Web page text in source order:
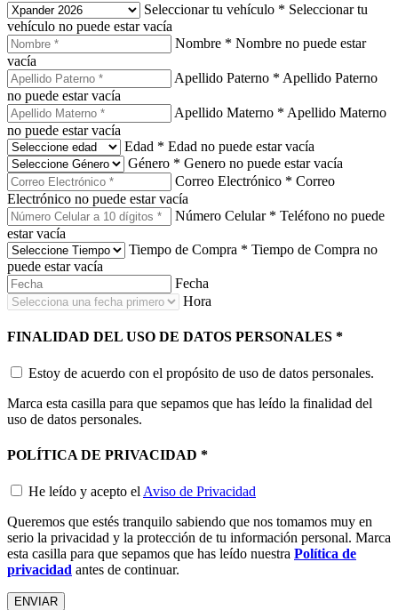
Seleccionar tu vehículo * Seleccionar tu
vehículo no puede estar vacía
Nombre * Nombre no puede estar
vacía
Apellido Paterno * Apellido Paterno
no puede estar vacía
Apellido Materno * Apellido Materno
no puede estar vacía
Edad * Edad no puede estar vacía
Género * Genero no puede estar vacía
Correo Electrónico * Correo
Electrónico no puede estar vacía
Número Celular * Teléfono no puede
estar vacía
Tiempo de Compra * Tiempo de Compra no
puede estar vacía
Fecha
Hora
FINALIDAD DEL USO DE DATOS PERSONALES *
Estoy de acuerdo con el propósito de uso de datos personales.
Marca esta casilla para que sepamos que has leído la finalidad del
uso de datos personales.
POLÍTICA DE PRIVACIDAD *
He leído y acepto el Aviso de Privacidad
Queremos que estés tranquilo sabiendo que nos tomamos muy en
serio la privacidad y la protección de tu información personal. Marca
esta casilla para que sepamos que has leído nuestra Política de
privacidad antes de continuar.
ENVIAR